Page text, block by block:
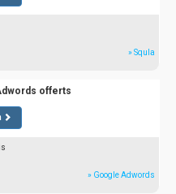
» Squla
offerts
» Google Adwords